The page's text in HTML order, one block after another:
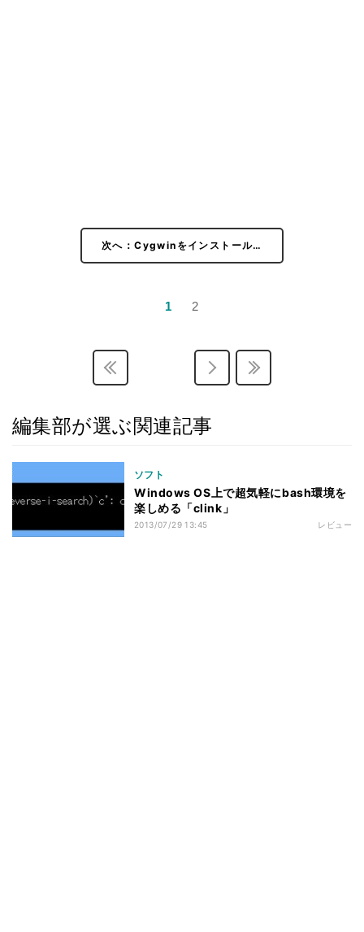
次へ：Cygwinをインストール…
1 2
編集部が選ぶ関連記事
ソフト
Windows OS上で超気軽にbash環境を
楽しめる「clink」
2013/07/29 13:45 レビュー